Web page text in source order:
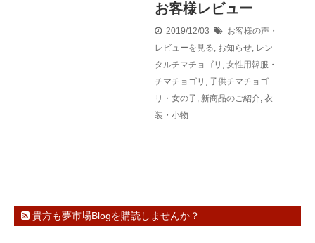
お客様レビュー
2019/12/03
お客様の声・
レビューを見る, お知らせ, レン
タルチマチョゴリ , 女性用韓服・
チマチョゴリ , 子供チマチョゴ
リ・女の子, 新商品のご紹介, 衣
装・小物
貴方も夢市場Blogを購読しませんか？